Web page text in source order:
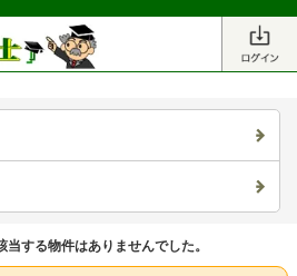
当する物件はありませんでした。